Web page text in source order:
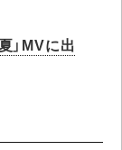
」MVに出